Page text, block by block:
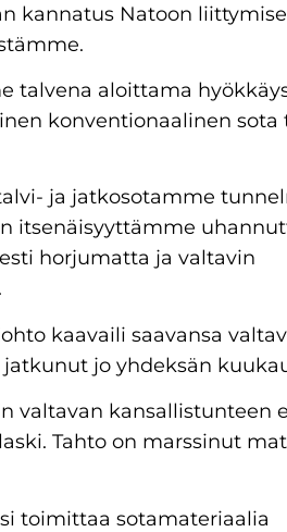
kannatus Natoon
talvena aloittama
konventionaalinen sota
ja jatkosotamme
itsenäisyyttämme
horjumatta ja valtavin
kaavaili saavansa
jo yhdeksän
valtavan kansallistunteen
Tahto on marssinut
toimittaa sotamateriaalia